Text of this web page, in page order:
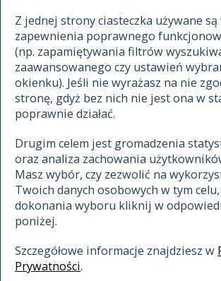
Z jednej strony ciasteczka używane są
zapewnienia poprawnego
(np. zapamiętywania filtrów
zaawansowanego czy ustawień
okienku). Jeśli nie wyrażasz na nie
stronę, gdyż bez nich nie jest ona w
poprawnie działać.
Drugim celem jest gromadzenia
oraz analiza zachowania
Masz wybór, czy zezwolić na
Twoich danych osobowych w tym celu,
dokonania wyboru kliknij w
poniżej.
Szczegółowe informacje znajdziesz w
Prywatności.
autorzy tekstów źródłowych
zasady opracowania
statystyki
najnowsze hasła
ostatnio zmodyfikowane hasła
materiały archiwalne
cytowanie
kontakt
XVII I XVIII
znajdź hasła
zaczynające się od